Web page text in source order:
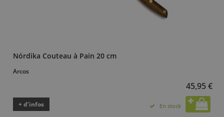
Nórdika Couteau à Pain 20 cm
Arcos
45,95 €
+ d’infos En stock